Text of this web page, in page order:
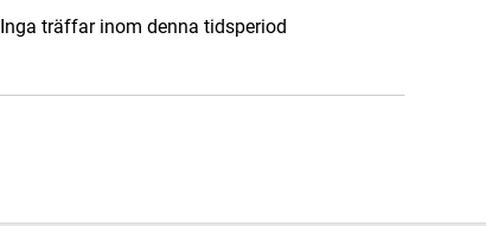
Inga träffar inom denna tidsperiod